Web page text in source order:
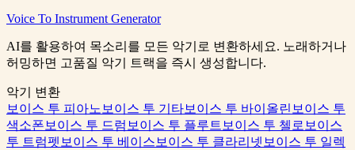
0:00/0:00
Voice To Instrument Generator
AI를 활용하여 목소리를 모든 악기로 변환하세요. 노래하거나
허밍하면 고품질 악기 트랙을 즉시 생성합니다.
악기 변환
보이스 투 피아노 보이스 투 기타보이스 투 바이올린 보이스 투
색소폰 보이스 투 드럼 보이스 투 플루트 보이스 투 첼로 보이스
투 트럼펫 보이스 투 베이스 보이스 투 클라리넷 보이스 투 일렉